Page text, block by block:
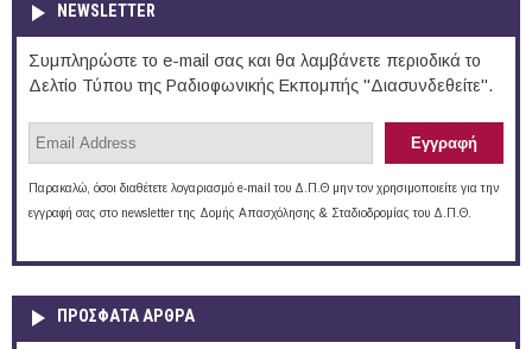
NEWSLETTER
Συμπληρώστε το e-mail σας και θα λαμβάνετε περιοδικά το
Δελτίο Τύπου της Ραδιοφωνικής Εκπομπής "Διασυνδεθείτε".
Παρακαλώ, όσοι διαθέτετε λογαριασμό e-mail του Δ.Π.Θ μην τον χρησιμοποιείτε για την
εγγραφή σας στο newsletter της Δομής Απασχόλησης & Σταδιοδρομίας του Δ.Π.Θ.
ΠΡOΣΦΑΤΑ AΡΘΡΑ